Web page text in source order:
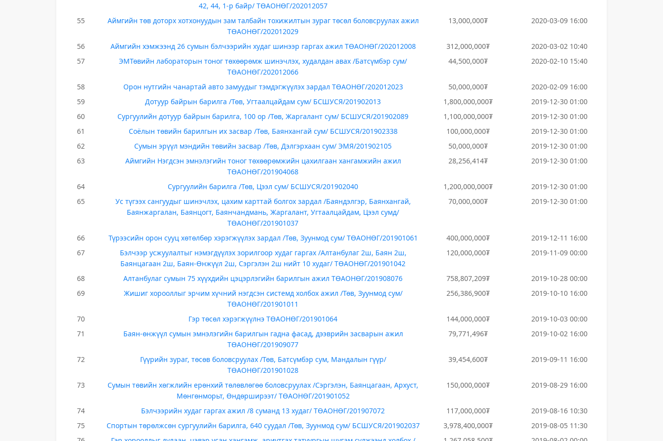
42, 44, 1-р байр/ ТӨАОНӨГ/202012057
55
Аймгийн төв доторх хотхонуудын зам талбайн тохижилтын зураг төсөл боловсруулах ажил
ТӨАОНӨГ/202012029
13,000,000₮ 2020-03-09 16:00
56 Аймгийн хэмжээнд 26 сумын бэлчээрийн худаг шинээр гаргах ажил ТӨАОНӨГ/202012008 312,000,000₮
2020-03-02 10:40
57
ЭМТөвийн лабораторын тоног төхөөрөмж шинэчлэх, худалдан авах /Батсүмбэр сум/
ТӨАОНӨГ/202012066
44,500,000₮ 2020-02-10 15:40
58 Орон нутгийн чанартай авто замуудыг тэмдэгжүүлэх зардал ТӨАОНӨГ/202012023 50,000,000₮
2020-02-09 16:00
59
Дотуур байрын барилга /Төв, Угтаалцайдам сум/ БСШУСЯ/201902013 1,800,000,000₮
2019-12-30 01:00
60
Сургуулийн дотуур байрын барилга, 100 ор /Төв, Жаргалант сум/ БСШУСЯ/201902089 1,100,000,000₮
2019-12-30 01:00
61
Соёлын төвийн барилгын их засвар /Төв, Баянхангай сум/ БСШУСЯ/201902338 100,000,000₮
2019-12-30 01:00
62
Сумын эрүүл мэндийн төвийн засвар /Төв, Дэлгэрхаан сум/ ЭМЯ/201902105 50,000,000₮
2019-12-30 01:00
63
Аймгийн Нэгдсэн эмнэлэгийн тоног төхөөрөмжийн цахилгаан хангамжийн ажил
ТӨАОНӨГ/201904068
28,256,414₮ 2019-12-30 01:00
64 Сургуулийн барилга /Төв, Цээл сум/ БСШУСЯ/201902040 1,200,000,000₮
2019-12-30 01:00
65
Ус түгээх сангуудыг шинэчлэх, цахим карттай болгох зардал /Баяндэлгэр, Баянхангай,
Баянжаргалан, Баянцогт, Баянчандмань, Жаргалант, Угтаалцайдам, Цээл сумд/
ТӨАОНӨГ/201901037
70,000,000₮ 2019-12-30 01:00
66 Түрээсийн орон сууц хөтөлбөр хэрэгжүүлэх зардал /Төв, Зуунмод сум/ ТӨАОНӨГ/201901061 400,000,000₮
2019-12-11 16:00
67
Бэлчээр усжуулалтыг нэмэгдүүлэх зорилгоор худаг гаргах /Алтанбулаг 2ш, Баян 2ш,
Баянцагаан 2ш, Баян-Өнжүүл 2ш, Сэргэлэн 2ш нийт 10 худаг/ ТӨАОНӨГ/201901042
120,000,000₮ 2019-11-09 00:00
68 Алтанбулаг сумын 75 хүүхдийн цэцэрлэгийн барилгын ажил ТӨАОНӨГ/201908076 758,807,209₮
2019-10-28 00:00
69
Жишиг хорооллыг эрчим хүчний нэгдсэн системд холбох ажил /Төв, Зуунмод сум/
ТӨАОНӨГ/201901011
256,386,900₮ 2019-10-10 16:00
70 Гэр төсөл хэрэгжүүлнэ ТӨАОНӨГ/201901064 144,000,000₮
2019-10-03 00:00
71
Баян-өнжүүл сумын эмнэлэгийн барилгын гадна фасад, дээврийн засварын ажил
ТӨАОНӨГ/201909077
79,771,496₮ 2019-10-02 16:00
72
Гүүрийн зураг, төсөв боловсруулах /Төв, Батсүмбэр сум, Мандалын гүүр/
ТӨАОНӨГ/201901028
39,454,600₮ 2019-09-11 16:00
73
Сумын төвийн хөгжлийн ерөнхий төлөвлөгөө боловсруулах /Сэргэлэн, Баянцагаан, Архуст,
Мөнгөнморьт, Өндөрширээт/ ТӨАОНӨГ/201901052
150,000,000₮ 2019-08-29 16:00
74 Бэлчээрийн худаг гаргах ажил /8 суманд 13 худаг/ ТӨАОНӨГ/201907072 117,000,000₮
2019-08-16 10:30
75
Спортын төрөлжсөн сургуулийн барилга, 640 суудал /Төв, Зуунмод сум/ БСШУСЯ/201902037 3,978,400,000₮
2019-08-05 11:30